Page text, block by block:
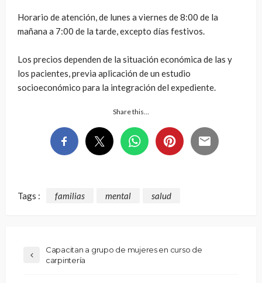
Horario de atención, de lunes a viernes de 8:00 de la
mañana a 7:00 de la tarde, excepto días festivos.
Los precios dependen de la situación económica de las y
los pacientes, previa aplicación de un estudio
socioeconómico para la integración del expediente.
Share this…
Tags : familias mental salud
Capacitan a grupo de mujeres en curso de
carpintería